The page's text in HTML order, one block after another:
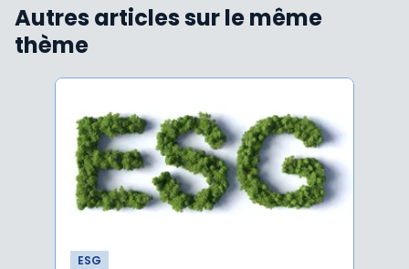
Autres articles sur le même
thème
ESG